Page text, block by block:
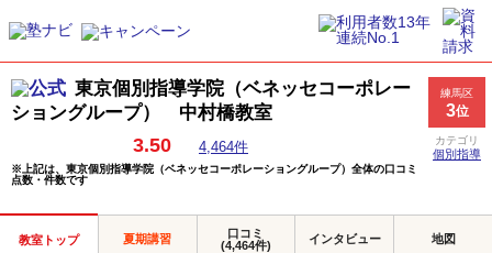
東京個別指導学院（ベネッセコーポレー
ショングループ） 中村橋教室
3.50 4,464件
※上記は、東京個別指導学院（ベネッセコーポレーショングループ）全体の口コミ
点数・件数です
練馬区
3位
カテゴリ
個別指導
教室トップ 夏期講習
口コミ
(4,464件)
インタビュー 地図